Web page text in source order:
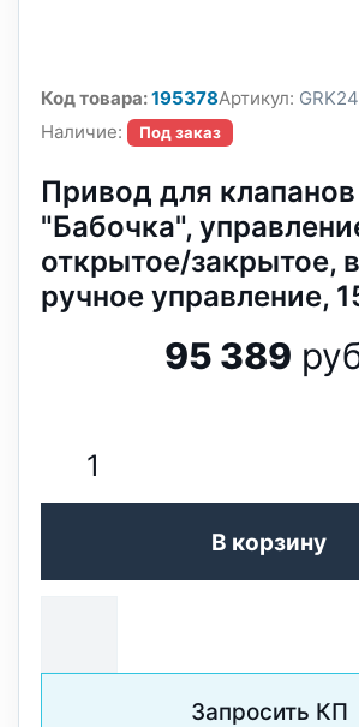
Код товара:195378Артикул:
Наличие:
Под заказ
Привод для
"Бабочка",
открытое/закрытое,
ручное управление,
95 389
В корзину
Запросить КП